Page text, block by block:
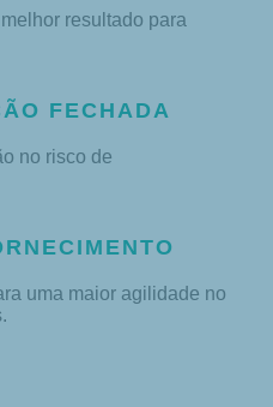
resultado para
FECHADA
no risco de
uma maior agilidade no